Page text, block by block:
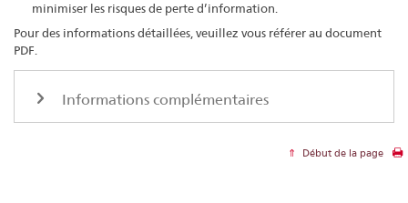
minimiser les risques de perte d’information.
Pour des informations détaillées, veuillez vous référer au document
PDF.
Informations complémentaires
Début de la page